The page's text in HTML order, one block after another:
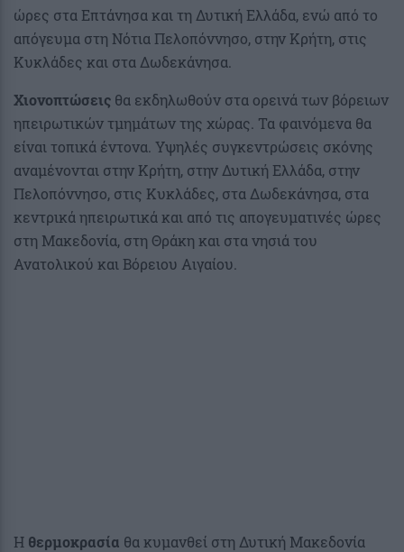
ώρες στα Επτάνησα και τη Δυτική Ελλάδα, ενώ από το
απόγευμα στη Νότια Πελοπόννησο, στην Κρήτη, στις
Κυκλάδες και στα Δωδεκάνησα.
Χιονοπτώσεις θα εκδηλωθούν στα ορεινά των βόρειων
ηπειρωτικών τμημάτων της χώρας. Τα φαινόμενα θα
είναι τοπικά έντονα. Υψηλές συγκεντρώσεις σκόνης
αναμένονται στην Κρήτη, στην Δυτική Ελλάδα, στην
Πελοπόννησο, στις Κυκλάδες, στα Δωδεκάνησα, στα
κεντρικά ηπειρωτικά και από τις απογευματινές ώρες
στη Μακεδονία, στη Θράκη και στα νησιά του
Ανατολικού και Βόρειου Αιγαίου.
Η θερμοκρασία θα κυμανθεί στη Δυτική Μακεδονία